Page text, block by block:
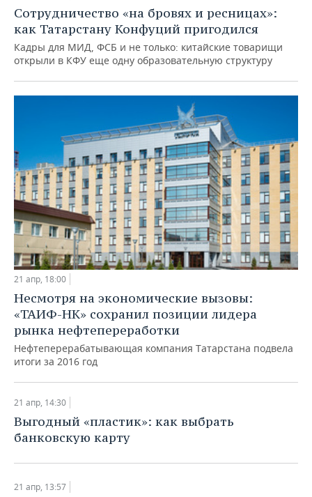
НЕФТЕХИМИЯ
НЕФТЬ
ОПК
РОЗНИЧНАЯ ТОРГОВЛЯ
ТРАНСПОРТ
НОВОСТИ ТЕХНОЛОГИЙ
IT
ТЕЛЕКОММУНИКАЦИИ
МЕРОПРИЯТИЯ
НОВОСТИ МЕРОПРИЯТИЙ
ONLINE-КОНФЕРЕНЦИИ
ОТКРЫТАЯ ЛЕКЦИЯ
СПОРТ
ХОККЕЙ
БАСКЕТБОЛ
ВОЛЕЙБОЛ
КИБЕРСПОРТ
ФИГУРНОЕ КАТАНИЕ
ВОДНЫЕ ВИДЫ СПОРТА
ХОККЕЙ С МЯЧОМ
НОВОСТИ ОБЩЕСТВА
ВЛАСТЬ
ИНФРАСТРУКТУРА
ИСТОРИЯ
КУЛЬТУРА
МЕДИЦИНА
ОБРАЗОВАНИЕ
ПРОИСШЕСТВИЯ
СЮЖЕТЫ
СПРАВОЧНИК
СПИСОК ПЕРСОН
СПИСОК КОМПАНИЙ
ПОЛНАЯ ВЕРСИЯ
Сотрудничество «на бровях и ресницах»:
как Татарстану Конфуций пригодился
Кадры для МИД, ФСБ и не только: китайские товарищи
открыли в КФУ еще одну образовательную структуру
21 апр, 18:00
Несмотря на экономические вызовы:
«ТАИФ-НК» сохранил позиции лидера
рынка нефтепереработки
Нефтеперерабатывающая компания Татарстана подвела
итоги за 2016 год
21 апр, 14:30
Выгодный «пластик»: как выбрать
банковскую карту
21 апр, 13:57